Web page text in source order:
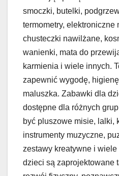
smoczki, butelki,
termometry, elektroniczne
chusteczki nawilżane,
wanienki, mata do
karmienia i wiele innych.
zapewnić wygodę,
maluszka. Zabawki dla
dostępne dla różnych
być pluszowe misie, lalki,
instrumenty muzyczne,
zestawy kreatywne i
dzieci są zaprojektowane